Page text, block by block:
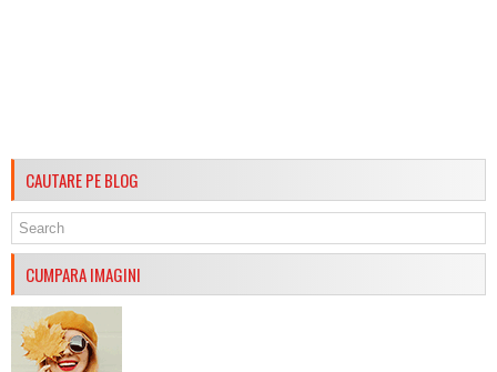
CAUTARE PE BLOG
CUMPARA IMAGINI